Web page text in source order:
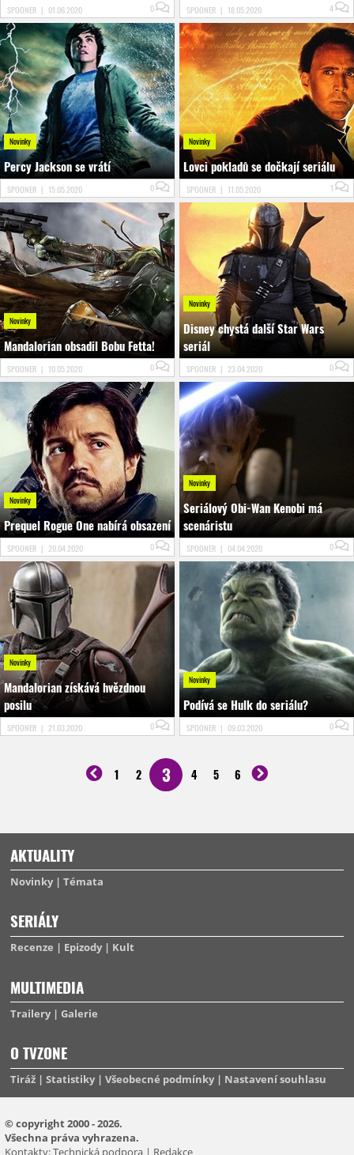
SPOONER | 01.06.2020 0 SPOONER | 18.05.2020 4
Novinky
Percy Jackson se vrátí
SPOONER | 15.05.2020 0
Novinky
Lovci pokladů se dočkají seriálu
SPOONER | 11.05.2020 1
Novinky
Mandalorian obsadil Bobu Fetta!
SPOONER | 10.05.2020 0
Novinky
Disney chystá další Star Wars
seriál
SPOONER | 23.04.2020 0
Novinky
Prequel Rogue One nabírá obsazení
SPOONER | 20.04.2020 0
Novinky
Seriálový Obi-Wan Kenobi má
scenáristu
SPOONER | 04.04.2020 0
Novinky
Mandalorian získává hvězdnou
posilu
SPOONER | 21.03.2020 0
Novinky
Podívá se Hulk do seriálu?
SPOONER | 09.03.2020 0
1 2 3 4 5 6
AKTUALITY
Novinky Témata
SERIÁLY
Recenze Epizody Kult
MULTIMEDIA
Trailery Galerie
O TVZONE
Tiráž Statistiky Všeobecné podmínky Nastavení souhlasu
© copyright 2000 - 2026.
Všechna práva vyhrazena.
Kontakty:Technická podpora | Redakce